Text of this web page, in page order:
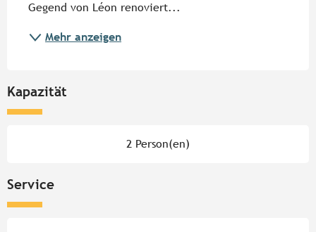
Gegend von Léon renoviert...
Mehr anzeigen
Kapazität
2 Person(en)
Service